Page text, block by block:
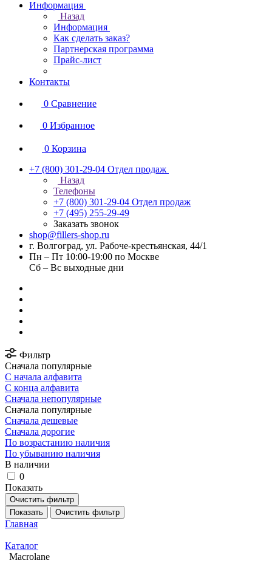
Информация
Назад
Информация
Как сделать заказ?
Партнерская программа
Прайс-лист
Контакты
0 Сравнение
0 Избранное
0 Корзина
+7 (800) 301-29-04 Отдел продаж
Назад
Телефоны
+7 (800) 301-29-04 Отдел продаж
+7 (495) 255-29-49
Заказать звонок
shop@fillers-shop.ru
г. Волгоград, ул. Рабоче-крестьянская, 44/1
Пн – Пт 10:00-19:00 по Москве
Сб – Вс выходные дни
Фильтр
Сначала популярные
С начала алфавита
С конца алфавита
Сначала непопулярные
Сначала популярные
Сначала дешевые
Сначала дорогие
По возрастанию наличия
По убыванию наличия
В наличии
0
Показать
Очистить фильтр
Показать
Очистить фильтр
Главная
Каталог
Macrolane